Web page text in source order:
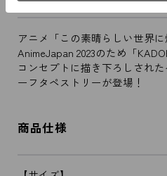
アニメ「この素晴らしい世界に
AnimeJapan 2023のため「
コンセプトに描き下ろしされ
ーフタペストリーが登場！
商品仕様